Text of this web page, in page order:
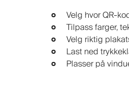
Velg hvor QR-
Tilpass farger,
Velg riktig
Last ned
Plasser på